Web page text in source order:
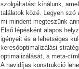
szolgáltatást kínálunk,
találatok közé. Legyen szó
mi mindent megteszünk
Első lépésként alapos
igényeit és a lehetséges
keresőoptimalizálási
optimalizálását, a meta-
A havidíjas konstrukció